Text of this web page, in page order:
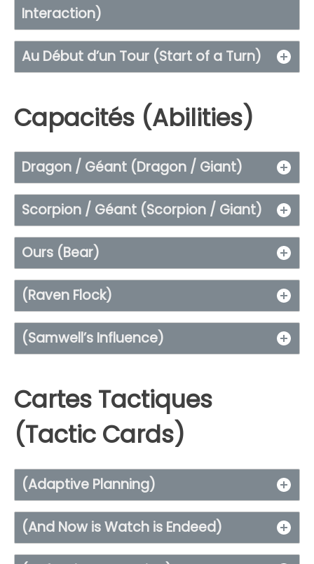
Interaction)
Au Début d’un Tour (Start of a Turn)
Capacités (Abilities)
Dragon / Géant (Dragon / Giant)
Scorpion / Géant (Scorpion / Giant)
Ours (Bear)
(Raven Flock)
(Samwell’s Influence)
Cartes Tactiques
(Tactic Cards)
(Adaptive Planning)
(And Now is Watch is Endeed)